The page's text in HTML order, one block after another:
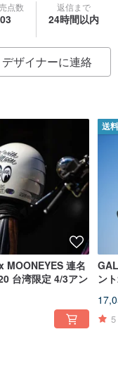
点数 返信まで
24時間以内
デザイナーに連絡
MOONEYES 連名
台湾限定 4/3アン
送
ン
5